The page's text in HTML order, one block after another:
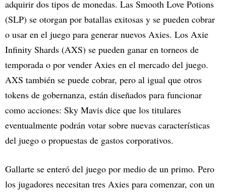
adquirir dos tipos de monedas. Las Smooth Love Potions
(SLP) se otorgan por batallas exitosas y se pueden cobrar
o usar en el juego para generar nuevos Axies. Los Axie
Infinity Shards (AXS) se pueden ganar en torneos de
temporada o por vender Axies en el mercado del juego.
AXS también se puede cobrar, pero al igual que otros
tokens de gobernanza, están diseñados para funcionar
como acciones: Sky Mavis dice que los titulares
eventualmente podrán votar sobre nuevas características
del juego o propuestas de gastos corporativos.
Gallarte se enteró del juego por medio de un primo. Pero
los jugadores necesitan tres Axies para comenzar, con un